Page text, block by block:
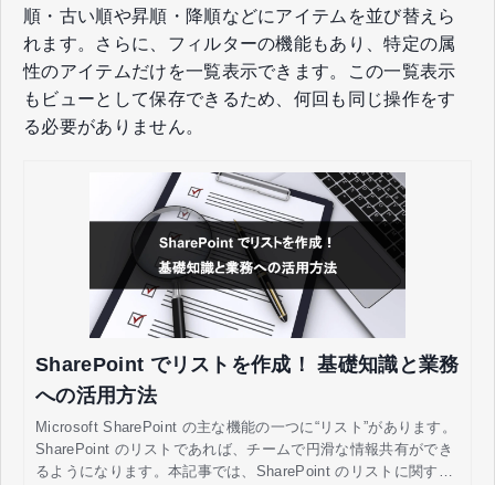
順・古い順や昇順・降順などにアイテムを並び替えら
れます。さらに、フィルターの機能もあり、特定の属
性のアイテムだけを一覧表示できます。この一覧表示
もビューとして保存できるため、何回も同じ操作をす
る必要がありません。
SharePoint でリストを作成！ 基礎知識と業務
への活用方法
Microsoft SharePoint の主な機能の一つに“リスト”があります。
SharePoint のリストであれば、チームで円滑な情報共有ができ
るようになります。本記事では、SharePoint のリストに関する